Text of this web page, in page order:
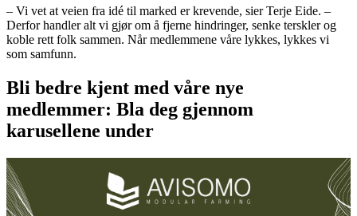
– Vi vet at veien fra idé til marked er krevende, sier Terje Eide. –
Derfor handler alt vi gjør om å fjerne hindringer, senke terskler og
koble rett folk sammen. Når medlemmene våre lykkes, lykkes vi
som samfunn.
Bli bedre kjent med våre nye
medlemmer: Bla deg gjennom
karusellene under